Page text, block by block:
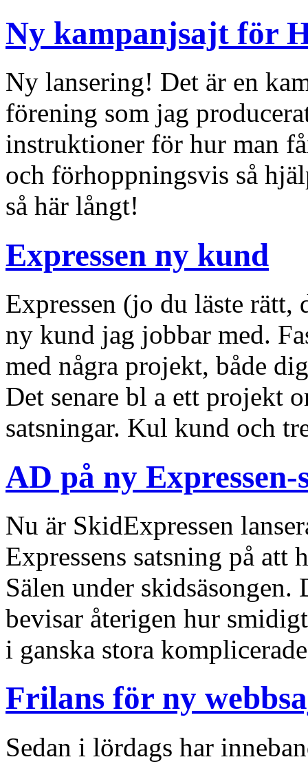
Ny kampanjsajt för
Ny lansering! Det är en
förening som jag
instruktioner för hur man
och förhoppningsvis så
så här långt!
Expressen ny kund
Expressen (jo du läste
ny kund jag jobbar med.
med några projekt, både
Det senare bl a ett projekt
satsningar. Kul kund och
AD på ny Expressen-
Nu är SkidExpressen
Expressens satsning på
Sälen under
bevisar återigen hur
i ganska stora
Frilans för ny
Sedan i lördags har